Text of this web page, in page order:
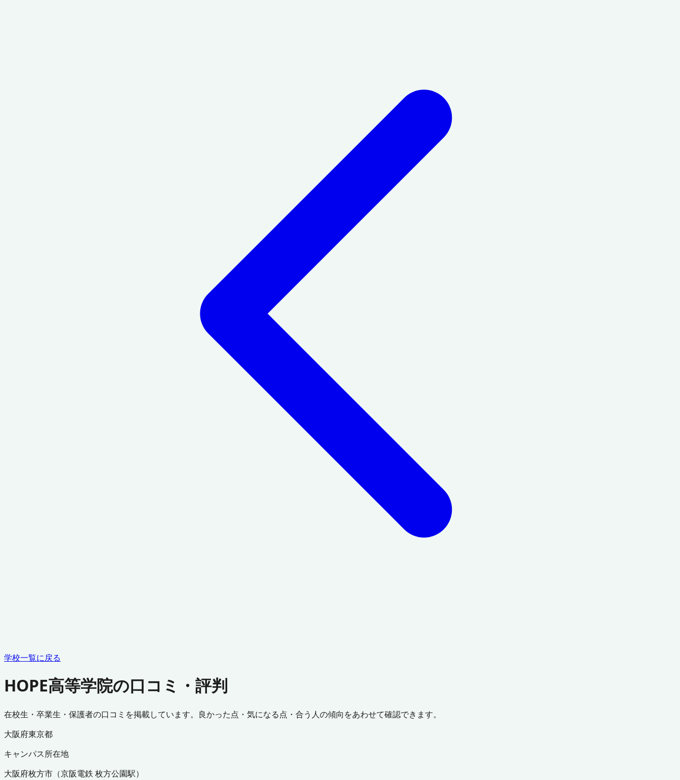
学校一覧に戻る
HOPE高等学院の口コミ・評判
在校生・卒業生・保護者の口コミを掲載しています。良かった点・気になる点・合う人の傾向をあわせて確認できます。
大阪府東京都
キャンパス所在地
大阪府枚方市 （京阪電鉄 枚方公園駅）